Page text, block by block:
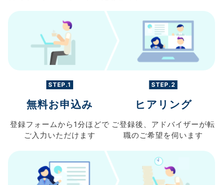
STEP.1
無料お申込み
登録フォームから 1分ほどで
ご入力 いただけます
STEP.2
ヒアリング
ご登録後、 アドバイザーが転
職のご希望を伺います